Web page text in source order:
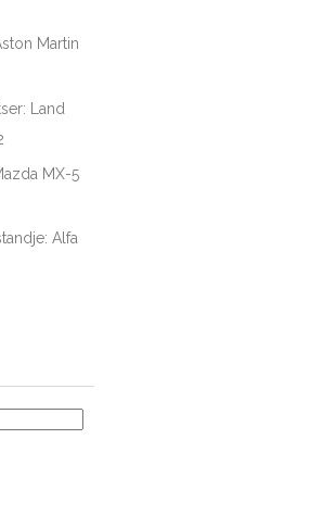
Martin
Land
MX-5
Alfa